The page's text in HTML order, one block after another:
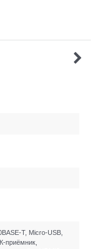
T, Micro-USB,
приёмник,